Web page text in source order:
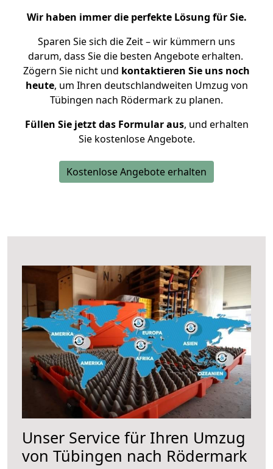
Wir haben immer die perfekte Lösung für Sie.
Sparen Sie sich die Zeit – wir kümmern uns
darum, dass Sie die besten Angebote erhalten.
Zögern Sie nicht und kontaktieren Sie uns noch
heute, um Ihren deutschlandweiten Umzug von
Tübingen nach Rödermark zu planen.
Füllen Sie jetzt das Formular aus, und erhalten
Sie kostenlose Angebote.
Kostenlose Angebote erhalten
Unser Service für Ihren Umzug
von Tübingen nach Rödermark